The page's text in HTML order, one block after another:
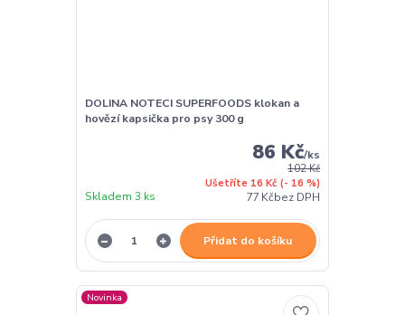
DOLINA NOTECI SUPERFOODS klokan a
hovězí kapsička pro psy 300 g
102 Kč
Ušetříte 16 Kč (- 16 %)
86 Kč/ks
77 Kčbez DPH
Skladem 3 ks
Přidat do košíku
Novinka